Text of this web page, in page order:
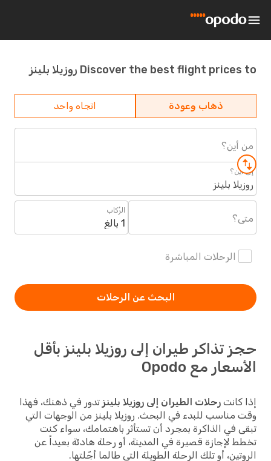
Discover the best flight prices to روزيلا بلينز
ذهاب وعودة اتجاه واحد
من أين؟
إلى أين؟
روزيلا بلينز
متى؟
الرُكاب
1 بالغ
الرحلات المباشرة
البحث عن الرحلات
حجز تذاكر طيران إلى روزيلا بلينز بأقل
الأسعار مع Opodo
إذا كانت رحلات الطيران إلى روزيلا بلينز تدور في ذهنك، فهذا
وقت مناسب للبدء في البحث. روزيلا بلينز من الوجهات التي
تبقى في الذاكرة بمجرد أن تستأثر باهتمامك، سواء كنت
تخطط لإجازة قصيرة في المدينة، أو رحلة هادئة بعيداً عن
الروتين، أو تلك الرحلة الطويلة التي طالما أجّلتها.